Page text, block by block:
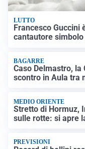
LUTTO
Francesco Guccini
cantautore
BAGARRE
Caso Delmastro, la
scontro in Aula tra
MEDIO ORIENTE
Stretto di Hormuz,
sulle rotte: si apre
PREVISIONI